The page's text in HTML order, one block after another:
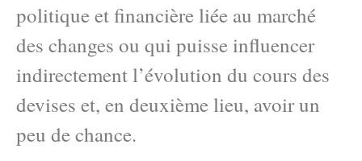
politique et financière liée au marché
des changes ou qui puisse influencer
indirectement l’évolution du cours des
devises et, en deuxième lieu, avoir un
peu de chance.